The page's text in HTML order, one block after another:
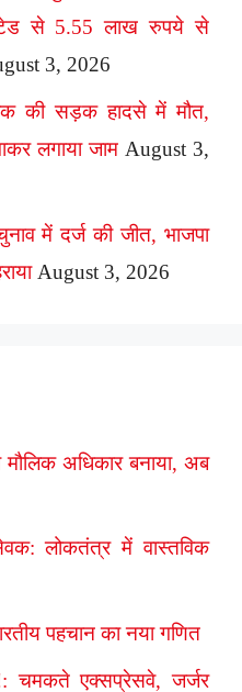
से 5.55 लाख रुपये से
3, 2026
की सड़क हादसे में मौत,
लगाया जाम August 3,
में दर्ज की जीत, भाजपा
August 3, 2026
अधिकार बनाया, अब
लोकतंत्र में वास्तविक
पहचान का नया गणित
चमकते एक्सप्रेसवे, जर्जर